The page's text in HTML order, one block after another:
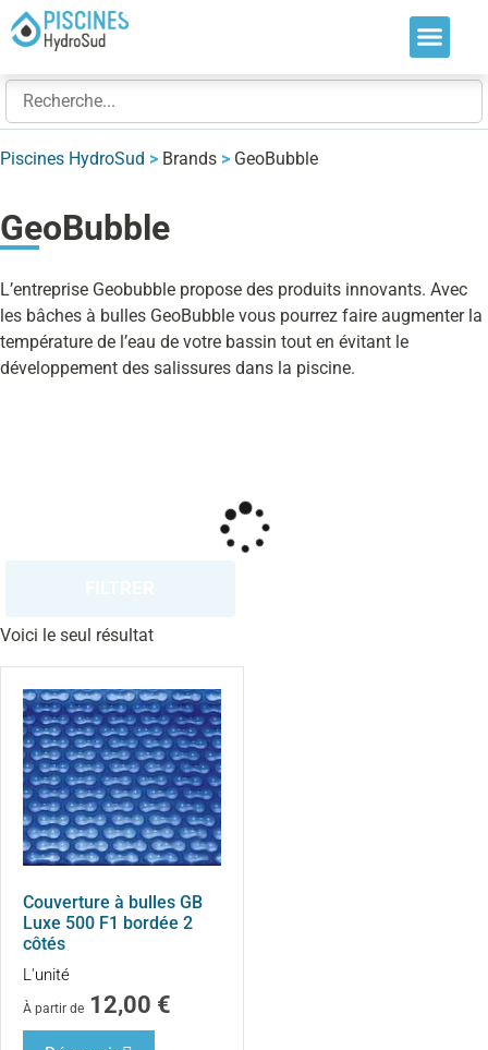
Piscines HydroSud > Brands > GeoBubble
GeoBubble
L’entreprise Geobubble propose des produits innovants. Avec
les bâches à bulles GeoBubble vous pourrez faire augmenter la
température de l’eau de votre bassin tout en évitant le
développement des salissures dans la piscine.
Voici le seul résultat
Couverture à bulles GB
Luxe 500 F1 bordée 2
côtés
L'unité
À partir de 12,00 €